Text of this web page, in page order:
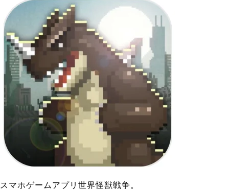
スマホゲームアプリ世界怪獣戦争。